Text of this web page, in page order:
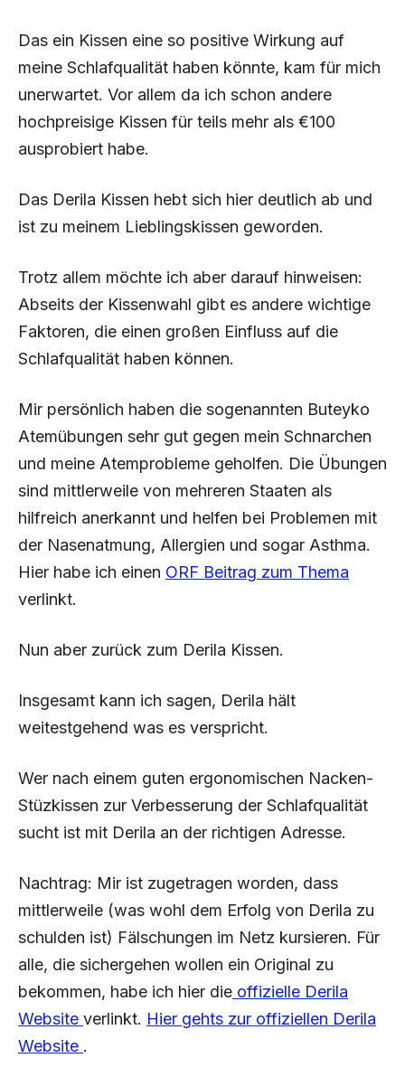
Das ein Kissen eine so positive Wirkung auf
meine Schlafqualität haben könnte, kam für mich
unerwartet. Vor allem da ich schon andere
hochpreisige Kissen für teils mehr als €100
ausprobiert habe.
Das Derila Kissen hebt sich hier deutlich ab und
ist zu meinem Lieblingskissen geworden.
Trotz allem möchte ich aber darauf hinweisen:
Abseits der Kissenwahl gibt es andere wichtige
Faktoren, die einen großen Einfluss auf die
Schlafqualität haben können.
Mir persönlich haben die sogenannten Buteyko
Atemübungen sehr gut gegen mein Schnarchen
und meine Atemprobleme geholfen. Die Übungen
sind mittlerweile von mehreren Staaten als
hilfreich anerkannt und helfen bei Problemen mit
der Nasenatmung, Allergien und sogar Asthma.
Hier habe ich einen ORF Beitrag zum Thema
verlinkt.
Nun aber zurück zum Derila Kissen.
Insgesamt kann ich sagen, Derila hält
weitestgehend was es verspricht.
Wer nach einem guten ergonomischen Nacken-
Stüzkissen zur Verbesserung der Schlafqualität
sucht ist mit Derila an der richtigen Adresse.
Nachtrag: Mir ist zugetragen worden, dass
mittlerweile (was wohl dem Erfolg von Derila zu
schulden ist) Fälschungen im Netz kursieren. Für
alle, die sichergehen wollen ein Original zu
bekommen, habe ich hier die offizielle Derila
Website verlinkt. Hier gehts zur offiziellen Derila
Website .